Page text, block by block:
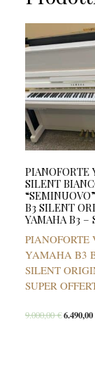
PIANOFORTE
SILENT
B3 SILENT
YAMAHA B3 –
PIANOFORTE
YAMAHA B3
SILENT
SUPER
9.000,00€6.490,00